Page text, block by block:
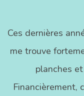
Ces dernières
me trouve
planches
Financièrement,